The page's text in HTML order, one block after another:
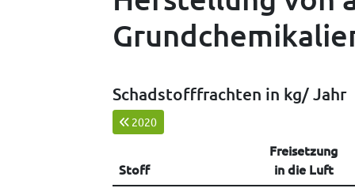
Schadstofffrachten in kg/ Jahr
2020
Stoff
Freisetzung
in die Luft